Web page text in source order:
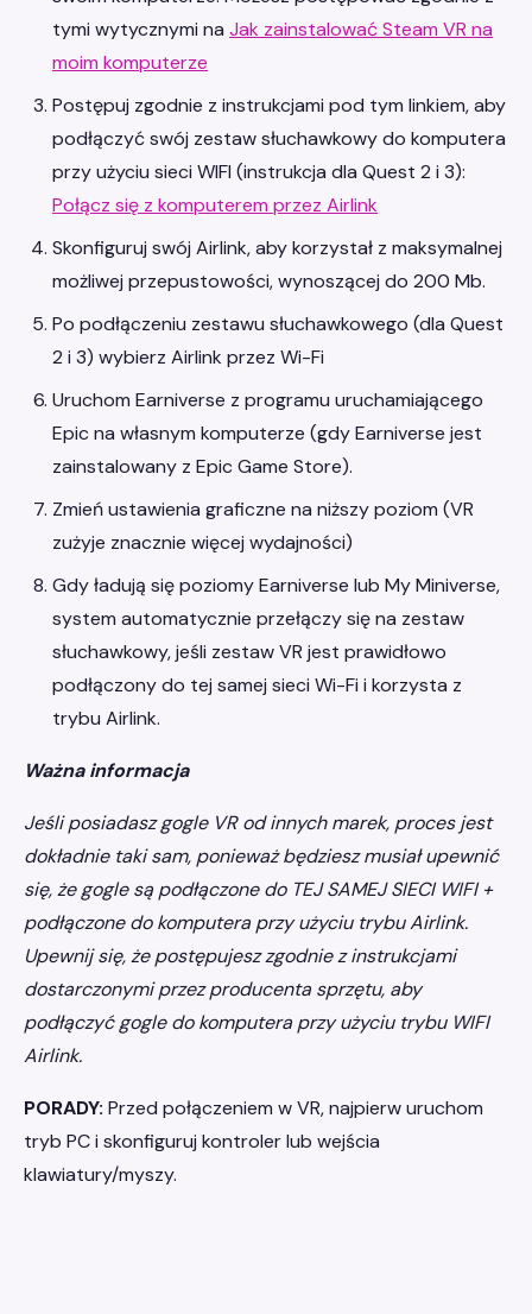
tymi wytycznymi na Jak zainstalować Steam VR na
moim komputerze
Postępuj zgodnie z instrukcjami pod tym linkiem, aby
podłączyć swój zestaw słuchawkowy do komputera
przy użyciu sieci WIFI (instrukcja dla Quest 2 i 3):
Połącz się z komputerem przez Airlink
Skonfiguruj swój Airlink, aby korzystał z maksymalnej
możliwej przepustowości, wynoszącej do 200 Mb.
Po podłączeniu zestawu słuchawkowego (dla Quest
2 i 3) wybierz Airlink przez Wi-Fi
Uruchom Earniverse z programu uruchamiającego
Epic na własnym komputerze (gdy Earniverse jest
zainstalowany z Epic Game Store).
Zmień ustawienia graficzne na niższy poziom (VR
zużyje znacznie więcej wydajności)
Gdy ładują się poziomy Earniverse lub My Miniverse,
system automatycznie przełączy się na zestaw
słuchawkowy, jeśli zestaw VR jest prawidłowo
podłączony do tej samej sieci Wi-Fi i korzysta z
trybu Airlink.
Ważna informacja
Jeśli posiadasz gogle VR od innych marek, proces jest
dokładnie taki sam, ponieważ będziesz musiał upewnić
się, że gogle są podłączone do TEJ SAMEJ SIECI WIFI +
podłączone do komputera przy użyciu trybu Airlink.
Upewnij się, że postępujesz zgodnie z instrukcjami
dostarczonymi przez producenta sprzętu, aby
podłączyć gogle do komputera przy użyciu trybu WIFI
Airlink.
PORADY: Przed połączeniem w VR, najpierw uruchom
tryb PC i skonfiguruj kontroler lub wejścia
klawiatury/myszy.